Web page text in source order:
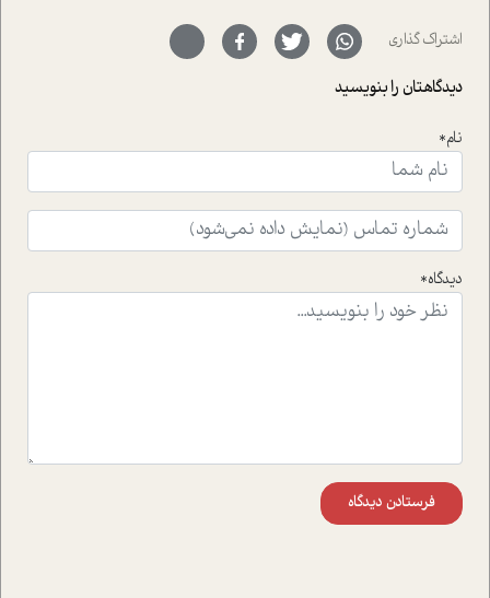
سر نهاده است و نیز کرامت عزیز زاده؛ سفیر صلح و دوستی که
با رکاب زدن در بیش از هفتاد کشور و کاشتن درخت، به نماد
حمایت از محیط زیست و منابع طبیعی تبدیل گشته
است.فصل روایت اجنبی ها در این شماره به دو موضوع
ای که به زندگی شگفت انگیز جین گودال و تاثیرات کاوش های
ایشان در حوزه ی شامپانزه ها بر زندگی امروزی ما نگاهی
افکنده است.فصل اتاق 333 شما را پای صحبت یک تجربه ی
واقعی در ارتباط با اختلال شخصیت اسکزوئید و مشکلات و نیز
راهکارهای حل آن قرار می دهد که در اتاق درمان اتفاق افتاده
موثرترین راهکارهای استفاده از هوش مصنوعی در حوزه های
اشتراک گذاری
دیدگاهتان را بنویسید
نام*
دیدگاه*
فرستادن دیدگاه